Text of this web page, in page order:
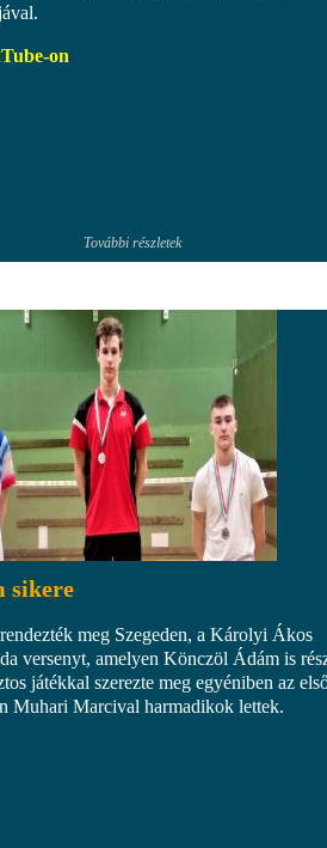
on
További részletek
sikere
meg Szegeden, a Károlyi Ákos
versenyt, amelyen Könczöl Ádám is
játékkal szerezte meg egyéniben az
Muhari Marcival harmadikok lettek.